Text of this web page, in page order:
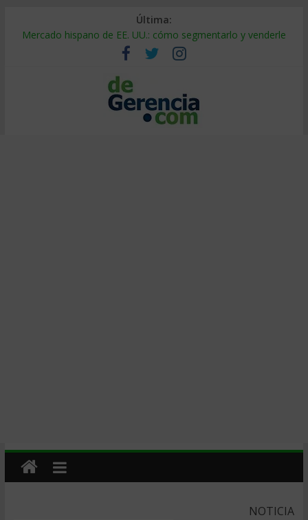
Última:
Mercado hispano de EE. UU.: cómo segmentarlo y venderle
Stablecoins para empresas: cómo pagar y cobrar en 2026
Despido silencioso: qué es y por qué sale tan caro
IA en selección de personal: cómo auditarla a tiempo
Trabajo forzoso en la cadena de suministro: qué hacer
NOTICIA